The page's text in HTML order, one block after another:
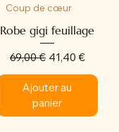
Coup de cœur
Robe gigi feuillage
Prix original
69,00 € Prix
41,40 €
Ajouter au
panier